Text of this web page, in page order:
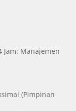
Jam: Manajemen
(Pimpinan